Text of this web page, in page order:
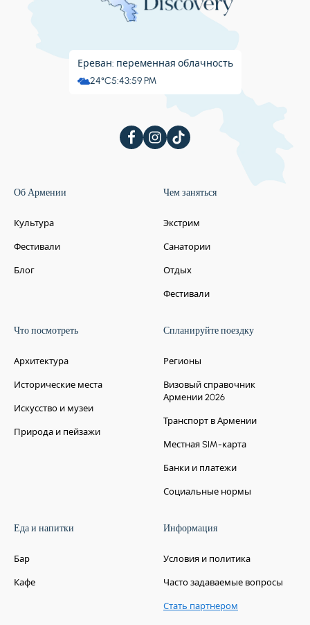
Ереван: переменная облачность
24°C5:43:59 PM
Об Армении
Культура
Фестивали
Блог
Чем заняться
Экстрим
Санатории
Отдых
Фестивали
Что посмотреть
Архитектура
Исторические места
Искусство и музеи
Природа и пейзажи
Спланируйте поездку
Регионы
Визовый справочник
Армении 2026
Транспорт в Армении
Местная SIM-карта
Банки и платежи
Социальные нормы
Еда и напитки
Бар
Кафе
Информация
Условия и политика
Часто задаваемые вопросы
Стать партнером